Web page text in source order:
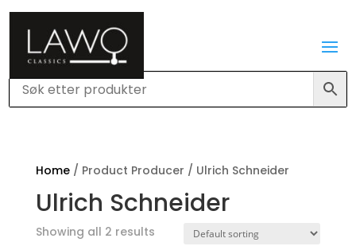
Home/ Product Producer / Ulrich Schneider
Ulrich Schneider
Showing all 2 results